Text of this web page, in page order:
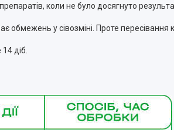
коли не було досягнуто
у сівозміні. Проте пересівання
діб.